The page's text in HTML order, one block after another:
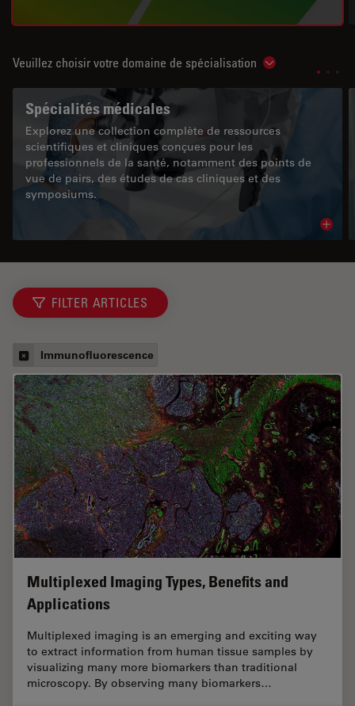
Veuillez choisir votre domaine de spécialisation Show
Spécialités médicales
Explorez une collection complète de ressources
scientifiques et cliniques conçues pour les
professionnels de la santé, notamment des points de
vue de pairs, des études de cas cliniques et des
symposiums.
FILTER ARTICLES
Immunofluorescence
Multiplexed Imaging Types, Benefits and
Applications
Multiplexed imaging is an emerging and exciting way
to extract information from human tissue samples by
visualizing many more biomarkers than traditional
microscopy. By observing many biomarkers…